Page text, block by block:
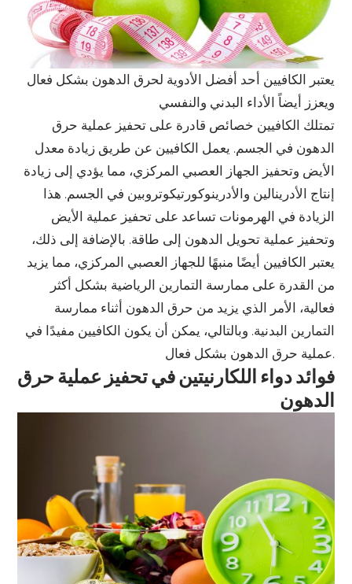
يعتبر الكافيين أحد أفضل الأدوية لحرق الدهون بشكل فعال
ويعزز أيضاً الأداء البدني والنفسي
تمتلك الكافيين خصائص قادرة على تحفيز عملية حرق
الدهون في الجسم. يعمل الكافيين عن طريق زيادة معدل
الأيض وتحفيز الجهاز العصبي المركزي، مما يؤدي إلى زيادة
إنتاج الأدرينالين والأدرينوكورتيكوتروبين في الجسم. هذا
الزيادة في الهرمونات تساعد على تحفيز عملية الأيض
وتحفيز عملية تحويل الدهون إلى طاقة. بالإضافة إلى ذلك،
يعتبر الكافيين أيضًا منبهًا للجهاز العصبي المركزي، مما يزيد
من القدرة على ممارسة التمارين الرياضية بشكل أكثر
فعالية، الأمر الذي يزيد من حرق الدهون أثناء ممارسة
التمارين البدنية. وبالتالي، يمكن أن يكون الكافيين مفيدًا في
عملية حرق الدهون بشكل فعال.
فوائد دواء اللكارنيتين في تحفيز عملية حرق
الدهون